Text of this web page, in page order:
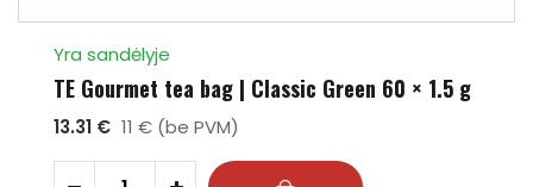
Yra sandėlyje
TE Gourmet tea bag | Classic Green 60 × 1.5 g
13.31 € 11 € (be PVM)